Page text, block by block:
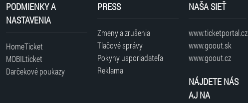
PODMIENKY A
NASTAVENIA
HomeTicket
MOBILticket
Darčekové poukazy
PRESS
Zmeny a zrušenia
Tlačové správy
Pokyny usporiadateľa
Reklama
NAŠA SIEŤ
www.ticketportal.cz
www.goout.sk
www.goout.cz
NÁJDETE NÁS
AJ NA